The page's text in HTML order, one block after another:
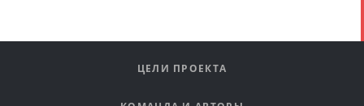
ЦЕЛИ ПРОЕКТА